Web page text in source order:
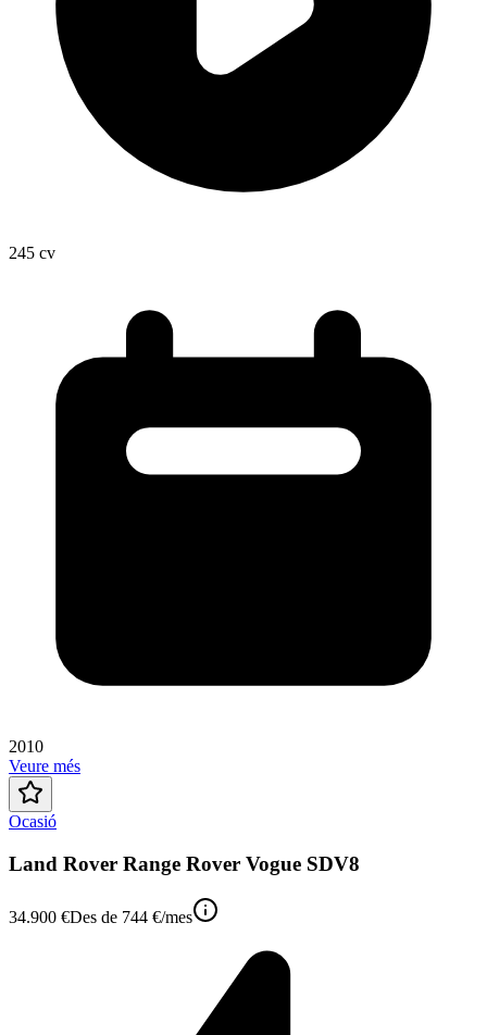
245 cv
2010
Veure més
Ocasió
Land Rover Range Rover Vogue SDV8
34.900 €Des de 744 €/mes